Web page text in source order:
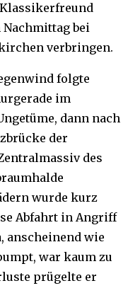
Nachmittag bei
verbringen.
folgte
im
dann nach
der
des
wurde kurz
Abfahrt in Angriff
anscheinend wie
war kaum zu
prügelte er